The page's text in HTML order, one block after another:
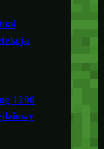
1200